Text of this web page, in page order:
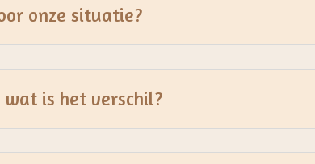
onze situatie?
is het verschil?